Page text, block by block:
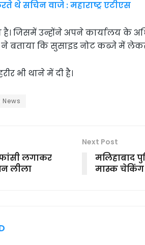
थे सचिन वाजे : महाराष्ट्र एटीएस
जिसमें उन्होंने अपने कार्यालय के
बताया कि सुसाइड नोट कब्जे में
भी थाने में दी है।
लगाकर
लीला
Next Post
मलिहाबाद
मास्क